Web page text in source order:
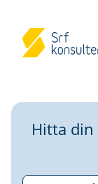
Hitta din